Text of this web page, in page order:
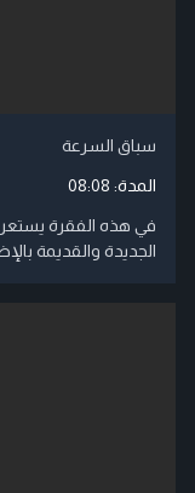
سباق السرعة
المدة: 08:08
في هذه الفقرة
الجديدة والقديمة